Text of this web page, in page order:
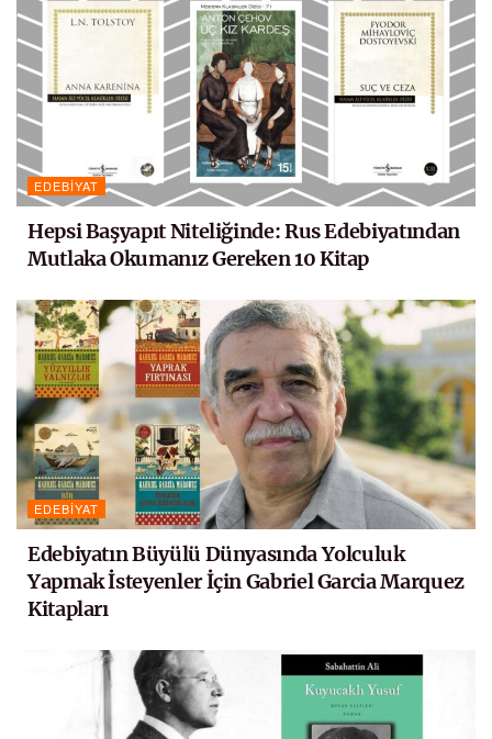
EDEBIYAT
Hepsi Başyapıt Niteliğinde: Rus Edebiyatından
Mutlaka Okumanız Gereken 10 Kitap
EDEBIYAT
Edebiyatın Büyülü Dünyasında Yolculuk
Yapmak İsteyenler İçin Gabriel Garcia Marquez
Kitapları